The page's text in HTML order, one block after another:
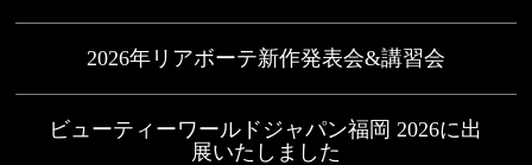
2026年リアボーテ新作発表会&講習会
ビューティーワールドジャパン福岡 2026に出
展いたしました